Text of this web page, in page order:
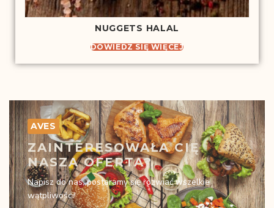
NUGGETS HALAL
DOWIEDZ SIĘ WIĘCEJ
AVES
ZAINTERESOWAŁA CIĘ
NASZA OFERTA?
Napisz do nas, postaramy się rozwiać wszelkie
wątpliwości!